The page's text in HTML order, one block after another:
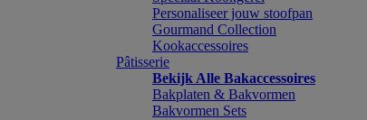
Personaliseer jouw stoofpan
Gourmand Collection
Kookaccessoires
Pâtisserie
Bekijk Alle Bakaccessoires
Bakplaten & Bakvormen
Bakvormen Sets